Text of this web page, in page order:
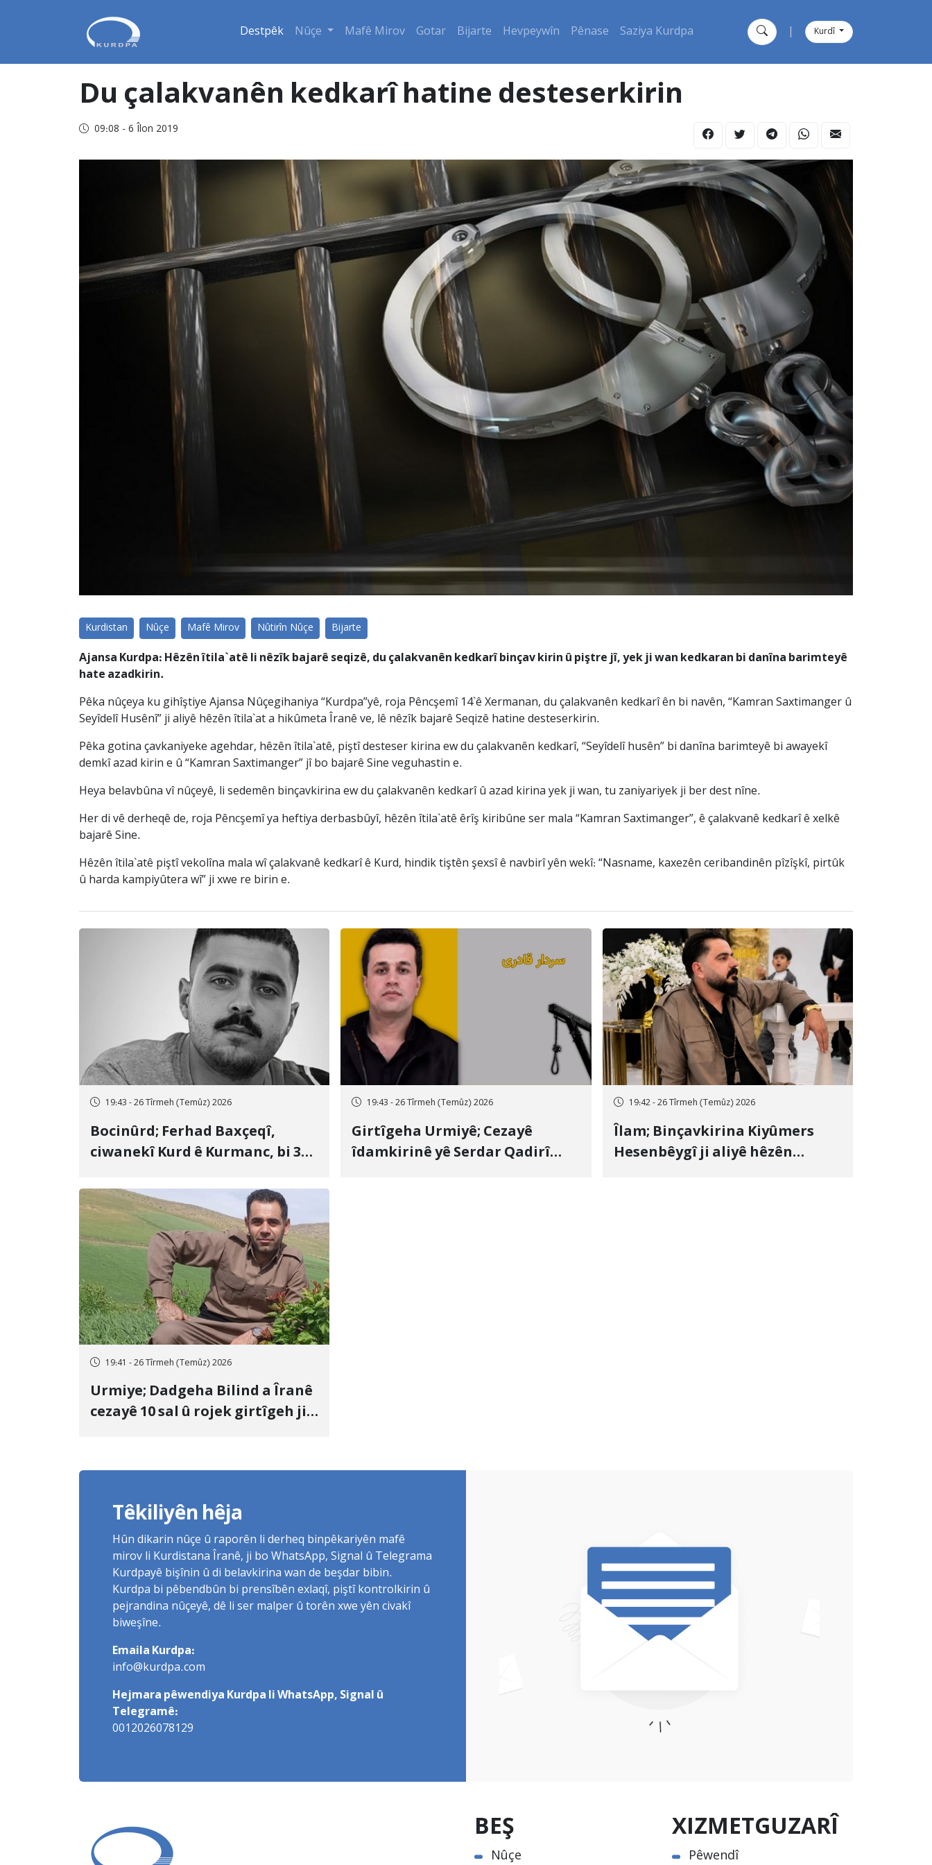
Destpêk Nûçe Mafê Mirov Gotar Bijarte Hevpeywîn Pênase Saziya Kurdpa Kurdî
Du çalakvanên kedkarî hatine desteserkirin
09:08 - 6 Îlon 2019
Kurdistan Nûçe Mafê Mirov Nûtirîn Nûçe Bijarte
Ajansa Kurdpa: Hêzên îtila`atê li nêzîk bajarê seqizê, du çalakvanên kedkarî binçav kirin û piştre jî, yek ji wan kedkaran bi danîna barimteyê
hate azadkirin.
Pêka nûçeya ku gihîştiye Ajansa Nûçegihaniya “Kurdpa”yê, roja Pêncşemî 14`ê Xermanan, du çalakvanên kedkarî ên bi navên, “Kamran Saxtimanger û
Seyîdelî Husênî” ji aliyê hêzên îtila`at a hikûmeta Îranê ve, lê nêzîk bajarê Seqizê hatine desteserkirin.
Pêka gotina çavkaniyeke agehdar, hêzên îtila`atê, piştî desteser kirina ew du çalakvanên kedkarî, “Seyîdelî husên” bi danîna barimteyê bi awayekî
demkî azad kirin e û “Kamran Saxtimanger” jî bo bajarê Sine veguhastin e.
Heya belavbûna vî nûçeyê, li sedemên binçavkirina ew du çalakvanên kedkarî û azad kirina yek ji wan, tu zaniyariyek ji ber dest nîne.
Her di vê derheqê de, roja Pêncşemî ya heftiya derbasbûyî, hêzên îtila`atê êrîş kiribûne ser mala “Kamran Saxtimanger”, ê çalakvanê kedkarî ê xelkê
bajarê Sine.
Hêzên îtila`atê piştî vekolîna mala wî çalakvanê kedkarî ê Kurd, hindik tiştên şexsî ê navbirî yên wekî: “Nasname, kaxezên ceribandinên pîzîşkî, pirtûk
û harda kampiyûtera wî” ji xwe re birin e.
19:43 - 26 Tîrmeh (Temûz) 2026
Bocinûrd; Ferhad Baxçeqî,
ciwanekî Kurd ê Kurmanc, bi 3
cezakirin
19:43 - 26 Tîrmeh (Temûz) 2026
Girtîgeha Urmiyê; Cezayê
îdamkirinê yê Serdar Qadirî
19:42 - 26 Tîrmeh (Temûz) 2026
Îlam; Binçavkirina Kiyûmers
Hesenbêygî ji aliyê hêzên
19:41 - 26 Tîrmeh (Temûz) 2026
Urmiye; Dadgeha Bilind a Îranê
cezayê 10 sal û rojek girtîgeh ji
Têkiliyên hêja
Hûn dikarin nûçe û raporên li derheq binpêkariyên mafê
mirov li Kurdistana Îranê, ji bo WhatsApp, Signal û Telegrama
Kurdpayê bişînin û di belavkirina wan de beşdar bibin.
Kurdpa bi pêbendbûn bi prensîbên exlaqî, piştî kontrolkirin û
pejrandina nûçeyê, dê li ser malper û torên xwe yên civakî
biweşîne.
Emaila Kurdpa:
info@kurdpa.com
Hejmara pêwendiya Kurdpa li WhatsApp, Signal û
Telegramê:
0012026078129
BEŞ
Nûçe
XIZMETGUZARÎ
Pêwendî